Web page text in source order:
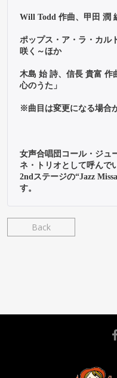
Will Todd 作曲、甲田 潤
ポップス・ア・ラ・カル
咲く～ほか
木島 始 詩、信長 貴富 作
心のうた」
※曲目は変更になる場合
女声合唱団コール・ジュ
ネ・トリオとして呼んで
2ndステージの“Jazz
す。
Back